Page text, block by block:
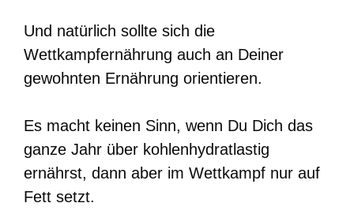
Und natürlich sollte sich die
Wettkampfernährung auch an Deiner
gewohnten Ernährung orientieren.
Es macht keinen Sinn, wenn Du Dich das
ganze Jahr über kohlenhydratlastig
ernährst, dann aber im Wettkampf nur auf
Fett setzt.